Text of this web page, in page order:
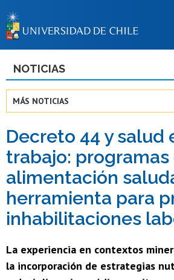
BIBLIOTECAS
Estudiantes
Académicas/os
Funcionarias/os
Egresadas/os
NOTICIAS
MÁS NOTICIAS
Decreto 44 y salud
trabajo: programas
alimentación
herramienta para
inhabilitaciones
La experiencia en contextos
la incorporación de estrategias